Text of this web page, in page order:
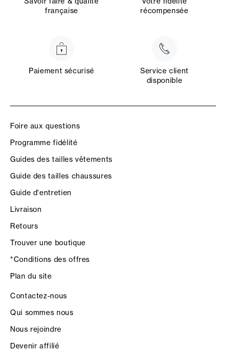
française
récompensée
Paiement sécurisé
Service client
disponible
Foire aux questions
Programme fidélité
Guides des tailles vêtements
Guide des tailles chaussures
Guide d'entretien
Livraison
Retours
Trouver une boutique
*Conditions des offres
Plan du site
Contactez-nous
Qui sommes nous
Nous rejoindre
Devenir affilié